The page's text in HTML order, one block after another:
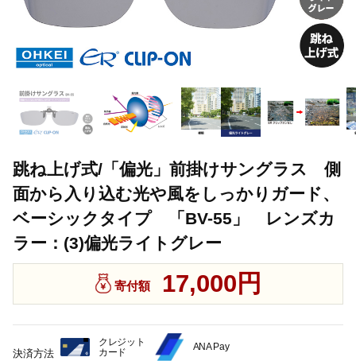
跳ね上げ式/「偏光」前掛けサングラス 側
面から入り込む光や風をしっかりガード、
ベーシックタイプ 「BV-55」 レンズカ
ラー：(3)偏光ライトグレー
寄付額 17,000円
決済方法
クレジット
カード
ANA Pay